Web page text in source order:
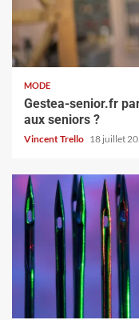
MODE
Gestea-senior.fr
aux seniors ?
Vincent Trello 18 juillet